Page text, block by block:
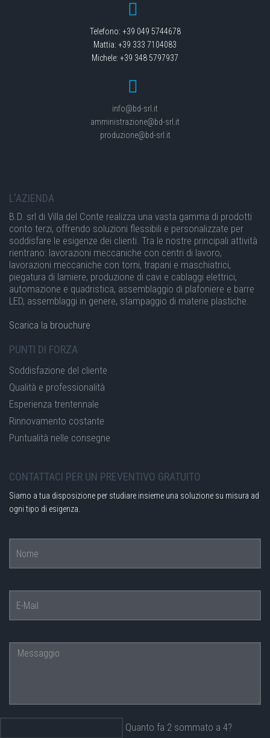
Telefono: +39 049 5744678
Mattia: +39 333 7104083
Michele: +39 348 5797937
info@bd-srl.it
amministrazione@bd-srl.it
produzione@bd-srl.it
L'AZIENDA
B.D. srl di Villa del Conte realizza una vasta gamma di prodotti
conto terzi, offrendo soluzioni flessibili e personalizzate per
soddisfare le esigenze dei clienti. Tra le nostre principali attività
rientrano: lavorazioni meccaniche con centri di lavoro,
lavorazioni meccaniche con torni, trapani e maschiatrici,
piegatura di lamiere, produzione di cavi e cablaggi elettrici,
automazione e quadristica, assemblaggio di plafoniere e barre
LED, assemblaggi in genere, stampaggio di materie plastiche.
Scarica la brouchure
PUNTI DI FORZA
Soddisfazione del cliente
Qualità e professionalità
Esperienza trentennale
Rinnovamento costante
Puntualità nelle consegne
CONTATTACI PER UN PREVENTIVO GRATUITO
Siamo a tua disposizione per studiare insieme una soluzione su misura ad
ogni tipo di esigenza.
Quanto fa 2 sommato a 4?